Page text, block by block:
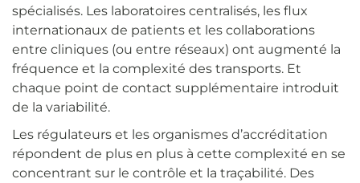
spécialisés. Les laboratoires centralisés, les flux
internationaux de patients et les collaborations
entre cliniques (ou entre réseaux) ont augmenté la
fréquence et la complexité des transports. Et
chaque point de contact supplémentaire introduit
de la variabilité.
Les régulateurs et les organismes d’accréditation
répondent de plus en plus à cette complexité en se
concentrant sur le contrôle et la traçabilité. Des